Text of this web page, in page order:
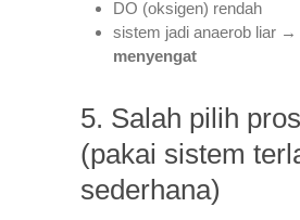
DO (oksigen) rendah
sistem jadi anaerob liar →
menyengat
5. Salah pilih
(pakai sistem
sederhana)